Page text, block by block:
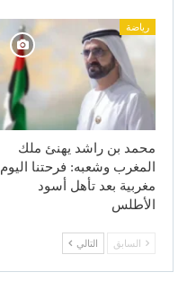
رياضة
محمد بن راشد يهنئ ملك
المغرب وشعبه: فرحتنا اليوم
مغربية بعد تأهل أسود
الأطلس
السابق التالي